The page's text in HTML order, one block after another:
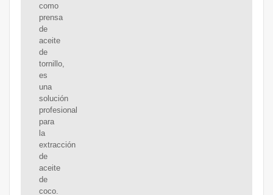
como
prensa
de
aceite
de
tornillo,
es
una
solución
profesional
para
la
extracción
de
aceite
de
coco.